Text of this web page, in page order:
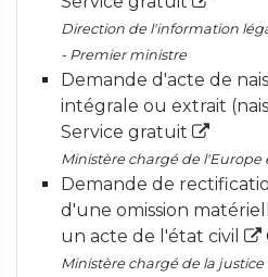
Direction de l'information
- Premier ministre
Demande d'acte de
intégrale ou extrait
Service gratuit
Ministère chargé de l'Europe
Demande de
d'une omission
un acte de l'état civil
Ministère chargé de la justice